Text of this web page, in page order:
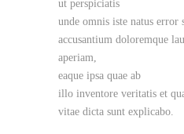
ut perspiciatis
unde omnis iste natus error
accusantium doloremque
aperiam,
eaque ipsa quae ab
illo inventore veritatis et
vitae dicta sunt explicabo.